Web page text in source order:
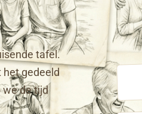
tafel.
gedeeld
we de tijd